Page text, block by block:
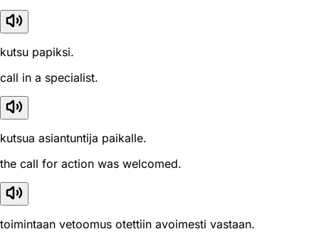
kutsu papiksi.
call in a specialist.
kutsua asiantuntija paikalle.
the call for action was welcomed.
toimintaan vetoomus otettiin avoimesti vastaan.